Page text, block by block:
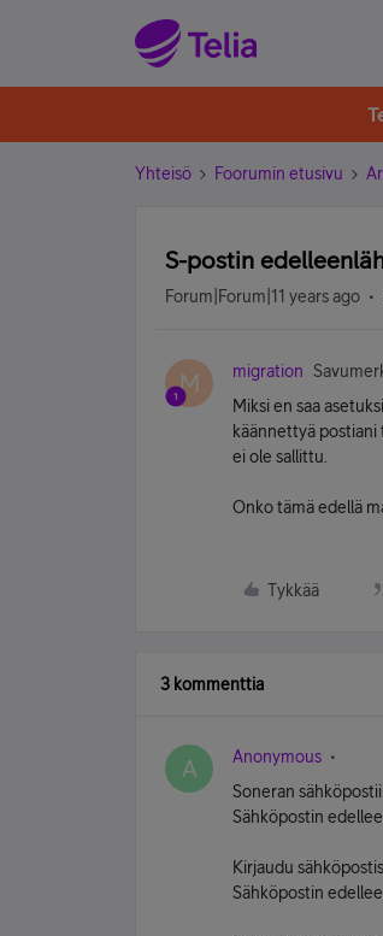
Yhteisö Foorumin etusivu
S-postin
Forum|Forum|11 years ago
M migration
Miksi en saa
käännettyä
ei ole sallittu.
Onko tämä edellä
Tykkää
3 kommenttia
A Anonymous
Soneran
Sähköpostin
Kirjaudu
Sähköpostin